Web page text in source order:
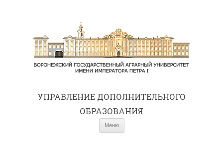
УПРАВЛЕНИЕ ДОПОЛНИТЕЛЬНОГО
ОБРАЗОВАНИЯ
Меню